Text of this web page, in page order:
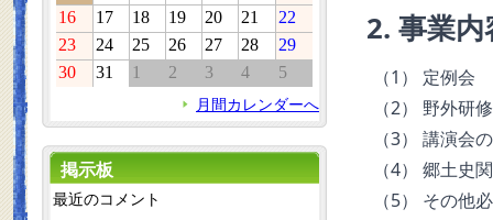
2. 事業内
（1） 定例会
（2） 野外研
（3） 講演会
（4） 郷土史
（5） その他
16
17 18 19 20 21
22
23
24 25 26 27 28
29
30
31 1 2 3 4 5
月間カレンダーへ
掲示板
最近のコメント